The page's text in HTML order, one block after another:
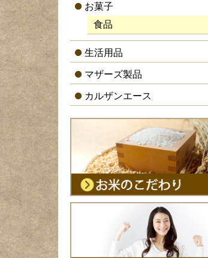
お菓子
食品
生活用品
マザーズ製品
カルザンエース